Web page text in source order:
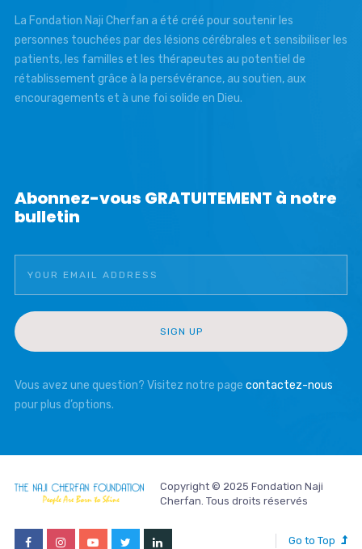
La Fondation Naji Cherfan a été créé pour soutenir les
personnes touchées par des lésions cérébrales et sensibiliser les
patients, les familles et les thérapeutes au potentiel de
rétablissement grâce à la persévérance, au soutien, aux
encouragements et à une foi solide en Dieu.
Abonnez-vous GRATUITEMENT à notre
bulletin
Vous avez une question? Visitez notre page contactez-nous
pour plus d’options.
Copyright © 2025 Fondation Naji
Cherfan. Tous droits réservés
Go to Top